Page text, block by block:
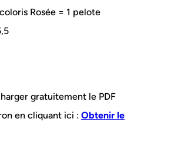
Rosée = 1 pelote
gratuitement le PDF
en cliquant ici : Obtenir le